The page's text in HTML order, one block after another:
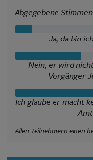
Abgegebene
Ja, da bin
Nein, er wird
Vorgänger
Ich glaube er macht
Allen Teilnehmern einen